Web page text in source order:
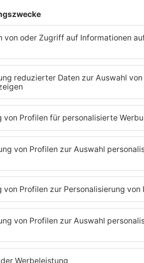
liegen hinter der 76.
ihre Tore. Seit dem Start am
Wetter wieder zehntausende
in diesem Jahr zu einem
Außengelände drehte sich alles
Umwelt und Handwerk. Die
und ein vielfältiges
über Musik-Acts bis
Staatsminister für
Mansoori. Begleitet wurde die
Live-Radio und eigener
war die Stimmung großartig –
Spaß. Es war uns eine